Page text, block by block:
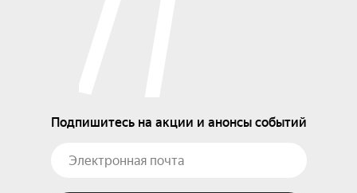
Подпишитесь на акции и анонсы событий